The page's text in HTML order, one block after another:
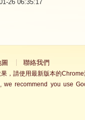
26 06:35:17
聯絡我們
，請使用最新版本的Chrome
we recommend you use